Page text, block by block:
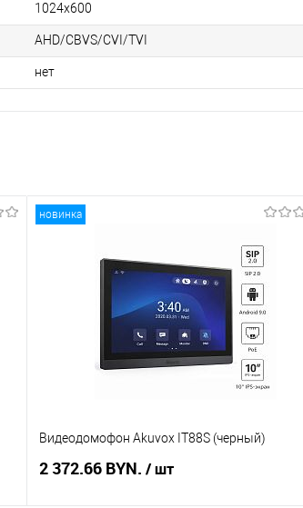
1024х600
AHD/CBVS/CVI/TVI
нет
новинка
Видеодомофон Akuvox IT88S (черный)
2 372.66 BYN. / шт